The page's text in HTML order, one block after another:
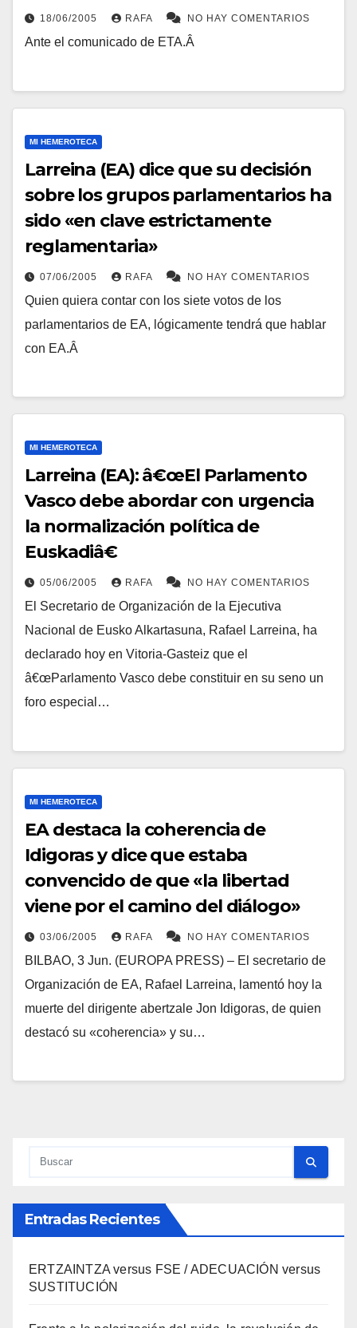
18/06/2005 RAFA NO HAY COMENTARIOS
Ante el comunicado de ETA.Â
MI HEMEROTECA
Larreina (EA) dice que su decisión
sobre los grupos parlamentarios ha
sido «en clave estrictamente
reglamentaria»
07/06/2005 RAFA NO HAY COMENTARIOS
Quien quiera contar con los siete votos de los
parlamentarios de EA, lógicamente tendrá que hablar
con EA.Â
MI HEMEROTECA
Larreina (EA): â€œEl Parlamento
Vasco debe abordar con urgencia
la normalización polí­tica de
Euskadiâ€
05/06/2005 RAFA NO HAY COMENTARIOS
El Secretario de Organización de la Ejecutiva
Nacional de Eusko Alkartasuna, Rafael Larreina, ha
declarado hoy en Vitoria-Gasteiz que el
â€œParlamento Vasco debe constituir en su seno un
foro especial…
MI HEMEROTECA
EA destaca la coherencia de
Idigoras y dice que estaba
convencido de que «la libertad
viene por el camino del diálogo»
03/06/2005 RAFA NO HAY COMENTARIOS
BILBAO, 3 Jun. (EUROPA PRESS) – El secretario de
Organización de EA, Rafael Larreina, lamentó hoy la
muerte del dirigente abertzale Jon Idigoras, de quien
destacó su «coherencia» y su…
Entradas Recientes
ERTZAINTZA versus FSE / ADECUACIÓN versus
SUSTITUCIÓN